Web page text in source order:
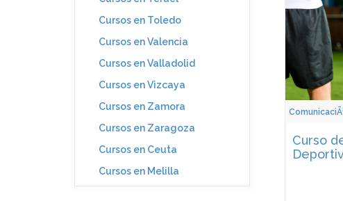
Cursos en Toledo
Cursos en Valencia
Cursos en Valladolid
Cursos en Vizcaya
Cursos en Zamora
Cursos en Zaragoza
Cursos en Ceuta
Cursos en Melilla
Curso